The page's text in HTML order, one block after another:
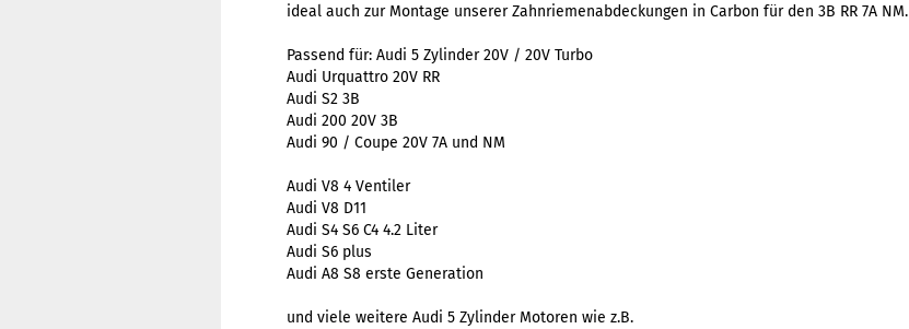
ideal auch zur Montage unserer Zahnriemenabdeckungen in Carbon für den 3B RR 7A NM.
Passend für: Audi 5 Zylinder 20V / 20V Turbo
Audi Urquattro 20V RR
Audi S2 3B
Audi 200 20V 3B
Audi 90 / Coupe 20V 7A und NM
Audi V8 4 Ventiler
Audi V8 D11
Audi S4 S6 C4 4.2 Liter
Audi S6 plus
Audi A8 S8 erste Generation
und viele weitere Audi 5 Zylinder Motoren wie z.B.